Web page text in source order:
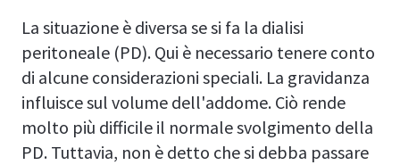
La situazione è diversa se si fa la dialisi
peritoneale (PD). Qui è necessario tenere conto
di alcune considerazioni speciali. La gravidanza
influisce sul volume dell'addome. Ciò rende
molto più difficile il normale svolgimento della
PD. Tuttavia, non è detto che si debba passare